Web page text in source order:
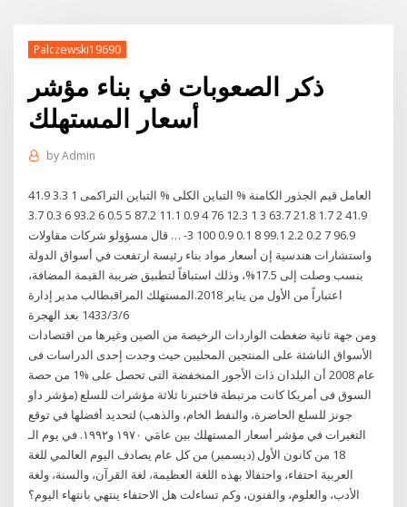
Palczewski19690
ذكر الصعوبات في بناء مؤشر
أسعار المستهلك
byAdmin
العامل قيم الجذور الكامنة % التباين الكلى % التباين التراكمى 1 3.3 41.9
41.9 2 1.7 21.8 63.7 3 1 12.3 76 4 0.9 11.1 87.2 5 0.5 6 93.2 6 0.3 3.7
96.9 7 0.2 2.2 99.1 8 0.1 0.9 100 3- … قال مسؤولو شركات مقاولات
واستشارات هندسية إن أسعار مواد بناء رئيسة ارتفعت في أسواق الدولة
بنسب وصلت إلى 17.5%، وذلك استباقاً لتطبيق ضريبة القيمة المضافة،
اعتباراً من الأول من يناير 2018.المستهلك المراقبطالب مدير إدارة
6‏‏/3‏‏/1433 بعد الهجرة
ومن جهة ثانية ضغطت الواردات الرخيصة من الصين وغيرها من اقتصادات
الأسواق الناشئة على المنتجين المحليين حيث وجدت إحدى الدراسات فى
عام 2008 أن البلدان ذات الأجور المنخفضة التى تحصل على %1 من حصة
السوق فى أمريكا كانت مرتبطة فاختبرنا ثلاثة مؤشرات للسلع (مؤشر داو
جونز للسلع الحاضرة، والنفط الخام، والذهب) لتحديد أفضلها في توقع
التغيرات في مؤشر أسعار المستهلك بين عامَي ١٩٧٠ و١٩٩٢. في يوم الـ
18 من كانون الأول (ديسمبر) من كل عام يصادف اليوم العالمي للغة
العربية احتفاء، واحتفالا بهذه اللغة العظيمة، لغة القرآن، والسنة، ولغة
الأدب، والعلوم، والفنون، وكم تساءلت هل الاحتفاء ينتهي بانتهاء اليوم؟